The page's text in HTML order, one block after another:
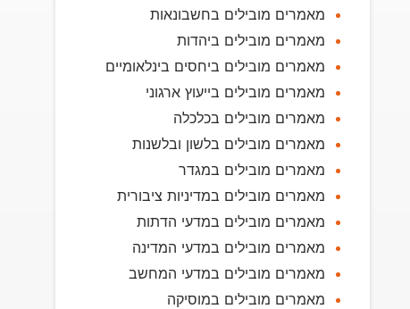
מאמרים מובילים בחשבונאות
מאמרים מובילים ביהדות
מאמרים מובילים ביחסים בינלאומיים
מאמרים מובילים בייעוץ ארגוני
מאמרים מובילים בכלכלה
מאמרים מובילים בלשון ובלשנות
מאמרים מובילים במגדר
מאמרים מובילים במדיניות ציבורית
מאמרים מובילים במדעי הדתות
מאמרים מובילים במדעי המדינה
מאמרים מובילים במדעי המחשב
מאמרים מובילים במוסיקה